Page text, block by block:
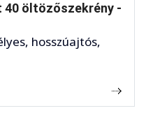
öltözőszekrény -
hosszúajtós,